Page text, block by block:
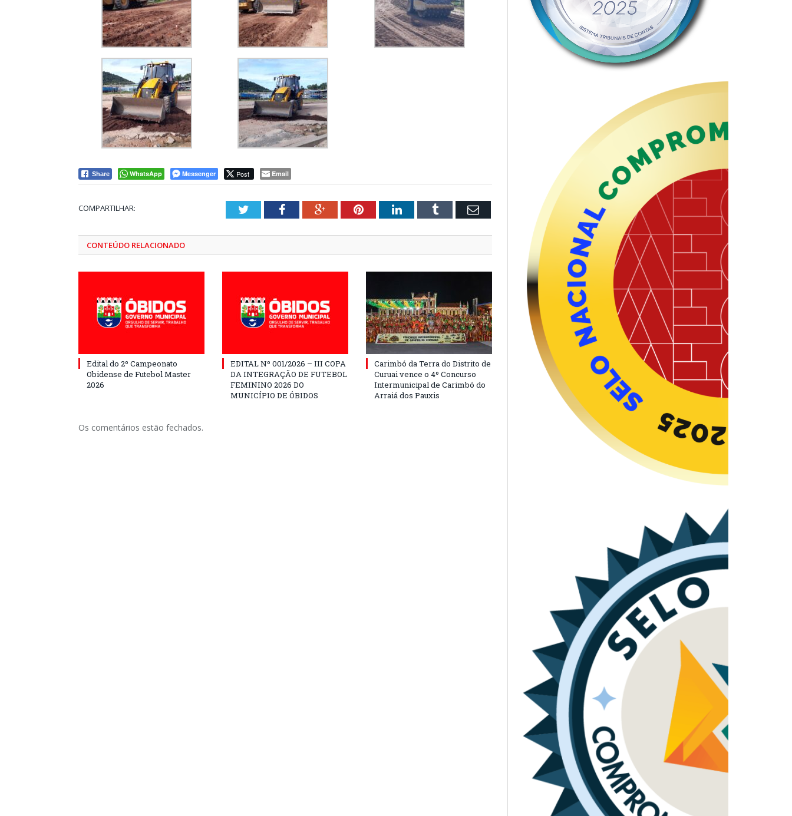
Share WhatsApp Messenger Post Email
COMPARTILHAR: TwitterFacebookGoogle+PinterestLinkedInTumblr Email
CONTEÚDO RELACIONADO
Edital do 2º Campeonato
Obidense de Futebol Master
2026
EDITAL Nº 001/2026 – III COPA
DA INTEGRAÇÃO DE FUTEBOL
FEMININO 2026 DO
MUNICÍPIO DE ÓBIDOS
Carimbó da Terra do Distrito de
Curuai vence o 4º Concurso
Intermunicipal de Carimbó do
Arraiá dos Pauxis
Os comentários estão fechados.